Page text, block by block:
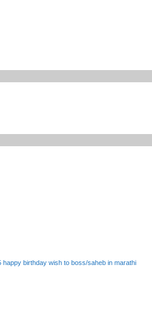
happy birthday wish to boss/saheb in marathi